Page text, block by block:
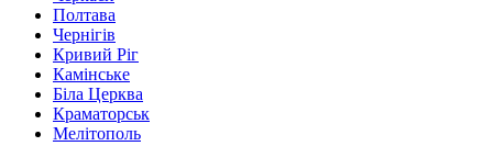
Полтава
Чернігів
Кривий Ріг
Камінське
Біла Церква
Краматорськ
Мелітополь